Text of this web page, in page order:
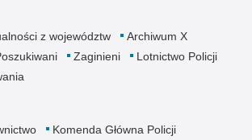
z województw
Archiwum X
Zaginieni
Lotnictwo Policji
Komenda Główna Policji